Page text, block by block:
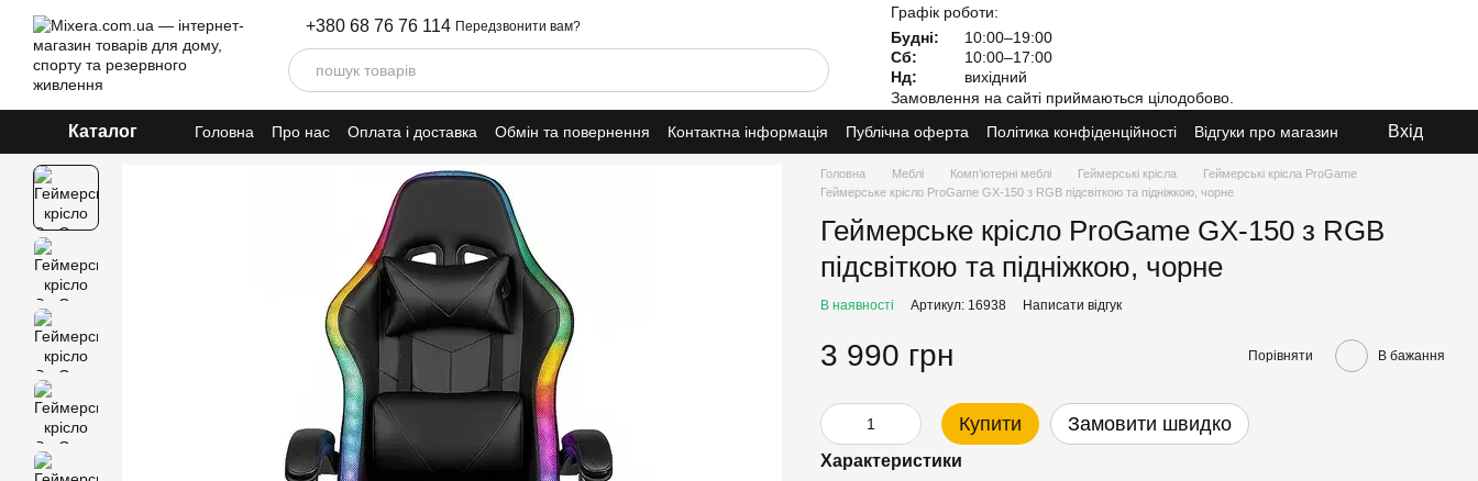
Перейти до основного контенту +380 68 76 76 114 Передзвонити вам?
Графік роботи:
Будні:
10:00–19:00
Сб:
10:00–17:00
Нд:
вихідний
Замовлення на сайті приймаються цілодобово.
Каталог Головна Про нас Оплата і доставка Обмін та повернення Контактна інформація Публічна оферта Політика конфіденційності Відгуки про магазин Вхід
Головна Меблі Комп’ютерні меблі Геймерські крісла
Геймерські крісла ProGame
Геймерське крісло ProGame GX-150 з RGB підсвіткою та підніжкою, чорне
Геймерське крісло ProGame GX-150 з RGB
підсвіткою та підніжкою, чорне
В наявності Артикул: 16938 Написати відгук
3 990 грн Порівняти В бажання
Купити Замовити швидко
Характеристики